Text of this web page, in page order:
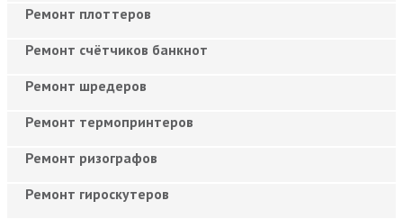
Ремонт плоттеров
Ремонт счётчиков банкнот
Ремонт шредеров
Ремонт термопринтеров
Ремонт ризографов
Ремонт гироскутеров